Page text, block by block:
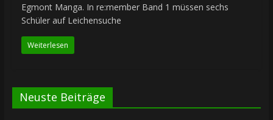
Egmont Manga. In re:member Band 1 müssen sechs
Schüler auf Leichensuche
Weiterlesen
Neuste Beiträge